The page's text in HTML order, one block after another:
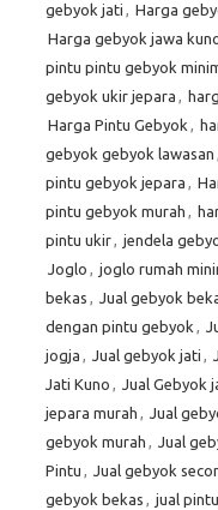
gebyok jati , Harga
Harga gebyok jawa
pintu pintu gebyok
gebyok ukir jepara ,
Harga Pintu Gebyok ,
gebyok gebyok lawasan ,
pintu gebyok jepara ,
pintu gebyok murah ,
pintu ukir, jendela
Joglo , joglo rumah
bekas , Jual gebyok
dengan pintu gebyok ,
jogja , Jual gebyok jati ,
Jati Kuno , Jual Gebyok
jepara murah , Jual
gebyok murah , Jual
Pintu , Jual gebyok
gebyok bekas , jual